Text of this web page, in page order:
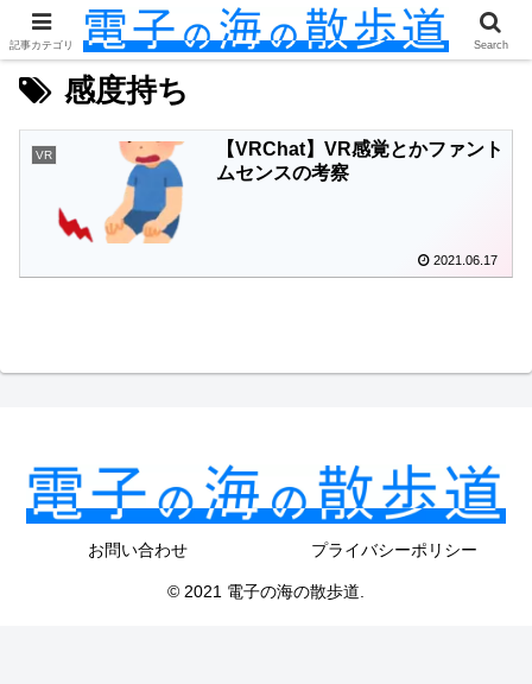
感度持ち
VR
【VRChat】VR感覚とかファント
ムセンスの考察
2021.06.17
お問い合わせ プライバシーポリシー
© 2021 電子の海の散歩道.
記事カテゴリ Search